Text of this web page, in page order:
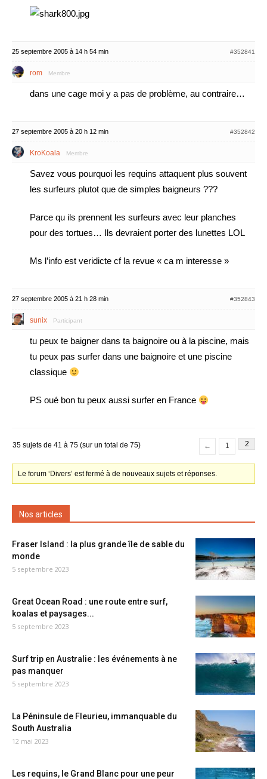
25 septembre 2005 à 14 h 54 min #352841
rom Membre
dans une cage moi y a pas de problème, au contraire…
27 septembre 2005 à 20 h 12 min #352842
KroKoala Membre
Savez vous pourquoi les requins attaquent plus souvent
les surfeurs plutot que de simples baigneurs ???
Parce qu ils prennent les surfeurs avec leur planches
pour des tortues… Ils devraient porter des lunettes LOL
Ms l’info est veridicte cf la revue « ca m interesse »
27 septembre 2005 à 21 h 28 min #352843
sunix Participant
tu peux te baigner dans ta baignoire ou à la piscine, mais
tu peux pas surfer dans une baignoire et une piscine
classique
PS oué bon tu peux aussi surfer en France
35 sujets de 41 à 75 (sur un total de 75) ← 1 2
Le forum ‘Divers’ est fermé à de nouveaux sujets et réponses.
Nos articles
Fraser Island : la plus grande île de sable du
monde
5 septembre 2023
Great Ocean Road : une route entre surf,
koalas et paysages...
5 septembre 2023
Surf trip en Australie : les événements à ne
pas manquer
5 septembre 2023
La Péninsule de Fleurieu, immanquable du
South Australia
12 mai 2023
Les requins, le Grand Blanc pour une peur